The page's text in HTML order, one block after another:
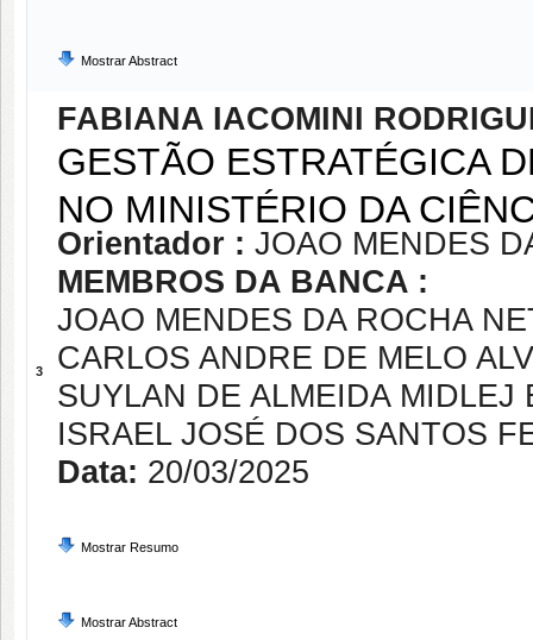
Mostrar Abstract
3
FABIANA IACOMINI
GESTÃO ESTRATÉGICA
NO MINISTÉRIO DA
Orientador : JOAO MENDES
MEMBROS DA BANCA :
JOAO MENDES DA ROCHA
CARLOS ANDRE DE MELO
SUYLAN DE ALMEIDA MIDLEJ
ISRAEL JOSÉ DOS SANTOS
Data: 20/03/2025
Mostrar Resumo
Mostrar Abstract